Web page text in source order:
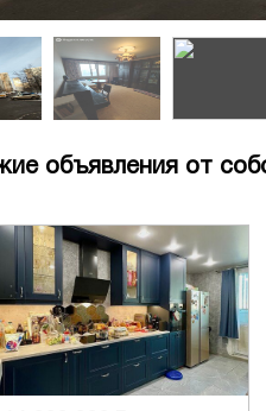
объявления от